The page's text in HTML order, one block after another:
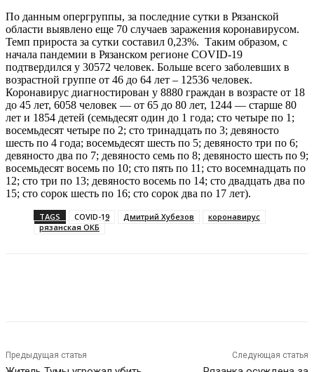
По данным опергруппы, за последние сутки в Рязанской
области выявлено еще 70 случаев заражения коронавирусом.
Темп прироста за сутки составил 0,23%. Таким образом, с
начала пандемии в Рязанском регионе COVID-19
подтвердился у 30572 человек. Больше всего заболевших в
возрастной группе от 46 до 64 лет – 12536 человек.
Коронавирус диагностирован у 8880 граждан в возрасте от 18
до 45 лет, 6058 человек — от 65 до 80 лет, 1244 — старше 80
лет и 1854 детей (семьдесят один до 1 года; сто четыре по 1;
восемьдесят четыре по 2; сто тринадцать по 3; девяносто
шесть по 4 года; восемьдесят шесть по 5; девяносто три по 6;
девяносто два по 7; девяносто семь по 8; девяносто шесть по 9;
восемьдесят восемь по 10; сто пять по 11; сто восемнадцать по
12; сто три по 13; девяносто восемь по 14; сто двадцать два по
15; сто сорок шесть по 16; сто сорок два по 17 лет).
TAGS COVID-19 Дмитрий Хубезов
коронавирус
рязанская ОКБ
Предыдущая статья Следующая статья